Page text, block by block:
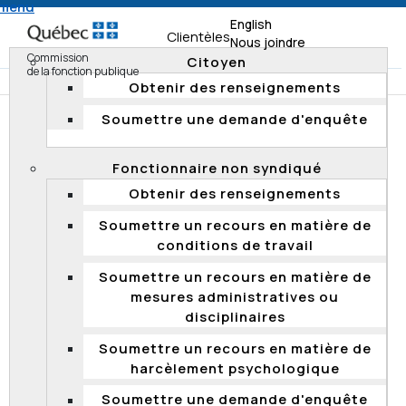
Commission
de la fonction publique
English
Nous joindre
Clientèles
Citoyen
Obtenir des renseignements
Soumettre une demande d'enquête
Fonctionnaire non syndiqué
Obtenir des renseignements
Soumettre un recours en matière de
conditions de travail
Soumettre un recours en matière de
mesures administratives ou
disciplinaires
Soumettre un recours en matière de
harcèlement psychologique
Soumettre une demande d'enquête
Accueil Organisme de surveillance Vérifications
VÉRIFICATIONS
Sections de la page
Quels sont les principaux types de vérifications?
Résumés et rapports de vérification
Suivi des recommandations
Quelle est la différence entre une vérification et une